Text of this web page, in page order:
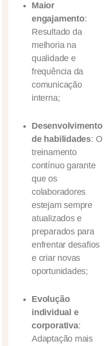
Maior
engajamento:
Resultado da
melhoria na
qualidade e
frequência da
comunicação
interna;
Desenvolvimento
de habilidades: O
treinamento
contínuo garante
que os
colaboradores
estejam sempre
atualizados e
preparados para
enfrentar desafios
e criar novas
oportunidades;
Evolução
individual e
corporativa:
Adaptação mais